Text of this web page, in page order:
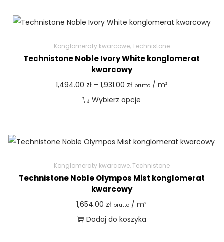
Konglomeraty kwarcowe,Technistone
Technistone Noble Ivory White konglomerat
kwarcowy
1,494.00 zł – 1,931.00 zł brutto/ m²
Wybierz opcje
Konglomeraty kwarcowe,Technistone
Technistone Noble Olympos Mist konglomerat
kwarcowy
1,654.00 zł brutto / m²
Dodaj do koszyka